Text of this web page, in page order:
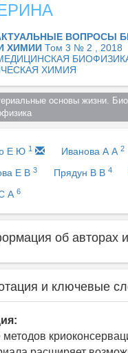
ВОПРОСЫ
ХИМИИ Том 3 № 2 , 2018
ХИМИЯ
основы жизни.
Е Ю 1 Иванова А А 2
Е В 3 Прядун В В 4
А 6
об авторах
и ключевые
методов